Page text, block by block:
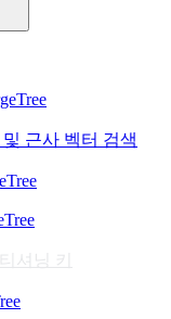
근사 벡터 검색
셔닝 키